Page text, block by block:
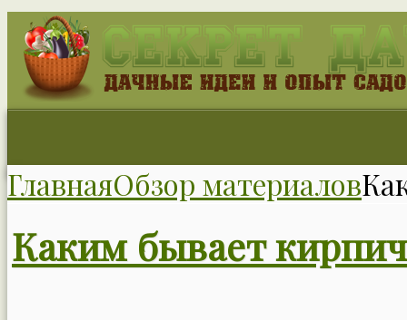
ГлавнаяОбзор материалов
Каким бывает кирпич